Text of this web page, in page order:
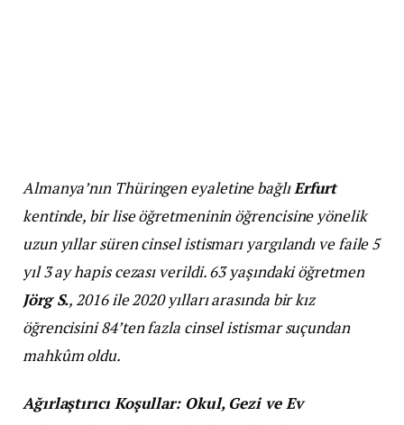
Almanya’nın Thüringen eyaletine bağlıErfurt
kentinde, bir lise öğretmeninin öğrencisine yönelik
uzun yıllar süren cinsel istismarı yargılandı ve faile 5
yıl 3 ay hapis cezası verildi. 63 yaşındaki öğretmen
Jörg S., 2016 ile 2020 yılları arasında bir kız
öğrencisini 84’ten fazla cinsel istismar suçundan
mahkûm oldu.
Ağırlaştırıcı Koşullar: Okul, Gezi ve Ev